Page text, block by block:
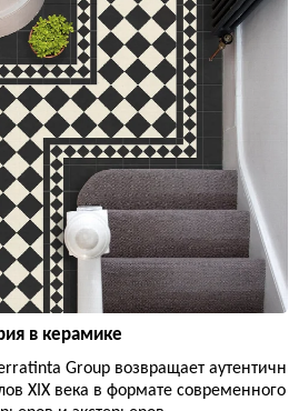
в керамике
Group возвращает аутентичн
XIX века в формате современного